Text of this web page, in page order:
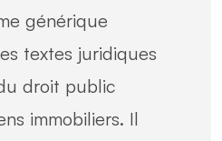
générique
textes juridiques
droit public
immobiliers. Il